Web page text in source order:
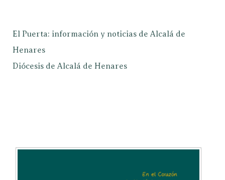
El Puerta: información y noticias de Alcalá de
Henares
Diócesis de Alcalá de Henares